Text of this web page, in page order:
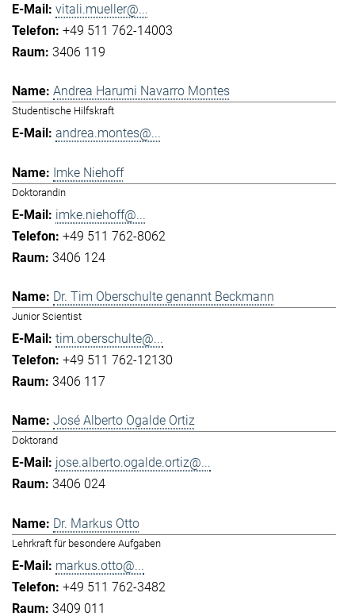
vitali.mueller@...
+49 511 762-14003
3406 119
Andrea Harumi Navarro Montes
Studentische Hilfskraft
andrea.montes@...
Imke Niehoff
Doktorandin
imke.niehoff@...
+49 511 762-8062
3406 124
Dr. Tim Oberschulte genannt Beckmann
Junior Scientist
tim.oberschulte@...
+49 511 762-12130
3406 117
José Alberto Ogalde Ortiz
Doktorand
jose.alberto.ogalde.ortiz@...
3406 024
Dr. Markus Otto
Lehrkraft für besondere Aufgaben
markus.otto@...
+49 511 762-3482
3409 011